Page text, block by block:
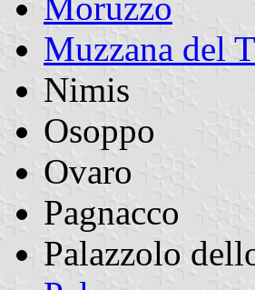
Muzzana del
Nimis
Osoppo
Ovaro
Pagnacco
Palazzolo